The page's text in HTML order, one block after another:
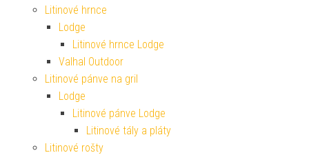
Litinové hrnce
Lodge
Litinové hrnce Lodge
Valhal Outdoor
Litinové pánve na gril
Lodge
Litinové pánve Lodge
Litinové tály a pláty
Litinové rošty